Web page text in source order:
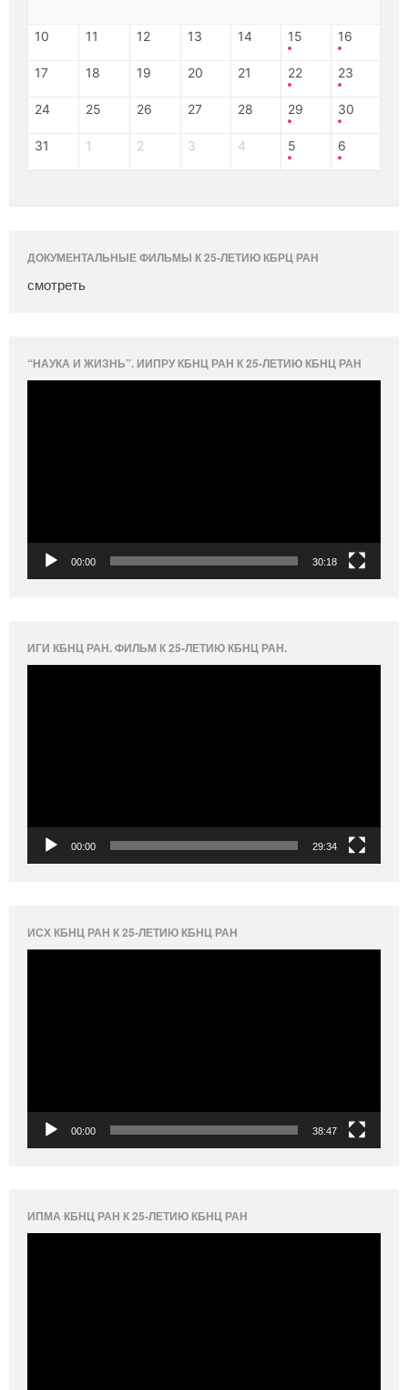
10 11 12 13 14 15 16
17 18 19 20 21 22 23
24 25 26 27 28 29 30
31 1 2 3 4 5 6
ДОКУМЕНТАЛЬНЫЕ ФИЛЬМЫ К 25-ЛЕТИЮ КБРЦ РАН
смотреть
“НАУКА И ЖИЗНЬ”. ИИПРУ КБНЦ РАН К 25-ЛЕТИЮ КБНЦ РАН
00:00 30:18
ИГИ КБНЦ РАН. ФИЛЬМ К 25-ЛЕТИЮ КБНЦ РАН.
00:00 29:34
ИСХ КБНЦ РАН К 25-ЛЕТИЮ КБНЦ РАН
00:00 38:47
ИПМА КБНЦ РАН К 25-ЛЕТИЮ КБНЦ РАН